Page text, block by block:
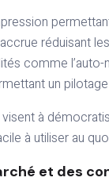
réduisant
comme
un
à
à utiliser au
et des